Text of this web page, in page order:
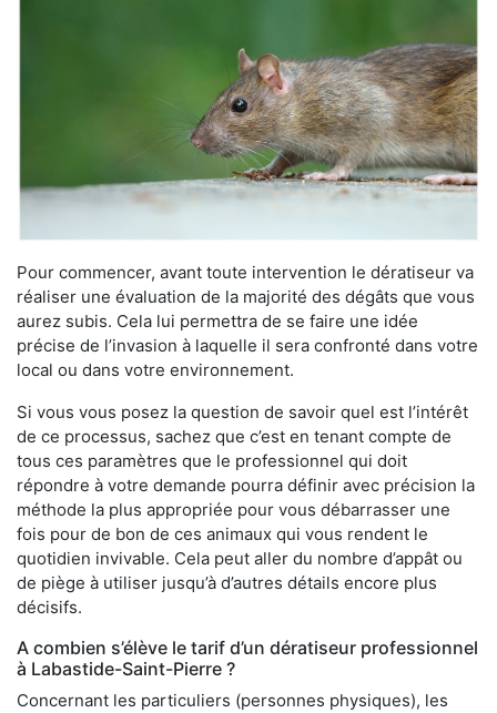
Pour commencer, avant toute intervention le dératiseur va
réaliser une évaluation de la majorité des dégâts que vous
aurez subis. Cela lui permettra de se faire une idée
précise de l’invasion à laquelle il sera confronté dans votre
local ou dans votre environnement.
Si vous vous posez la question de savoir quel est l’intérêt
de ce processus, sachez que c’est en tenant compte de
tous ces paramètres que le professionnel qui doit
répondre à votre demande pourra définir avec précision la
méthode la plus appropriée pour vous débarrasser une
fois pour de bon de ces animaux qui vous rendent le
quotidien invivable. Cela peut aller du nombre d’appât ou
de piège à utiliser jusqu’à d’autres détails encore plus
décisifs.
A combien s’élève le tarif d’un dératiseur professionnel
à Labastide-Saint-Pierre ?
Concernant les particuliers (personnes physiques), les